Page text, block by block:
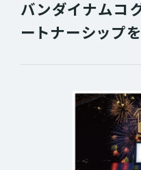
バンダイナムコ
ートナーシップ